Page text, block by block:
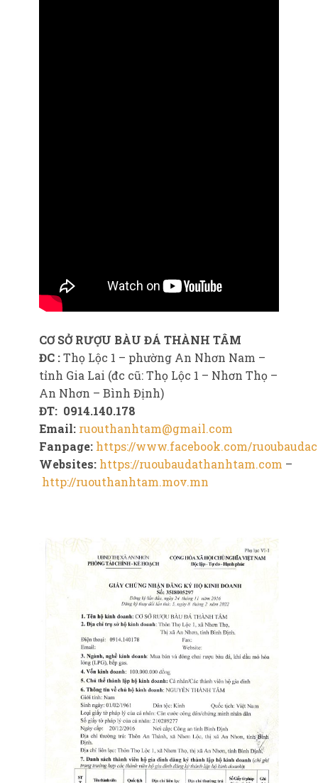
CƠ SỞ RƯỢU BÀU ĐÁ THÀNH TÂM
ĐC :Thọ Lộc 1 – phường An Nhơn Nam –
tỉnh Gia Lai (đc cũ: Thọ Lộc 1 – Nhơn Thọ –
An Nhơn – Bình Định)
ĐT: 0914.140.178
Email: ruouthanhtam@gmail.com
Fanpage: https://www.facebook.com/
Websites: https://ruoubaudathanhtam.com –
http://ruouthanhtam.mov.mn